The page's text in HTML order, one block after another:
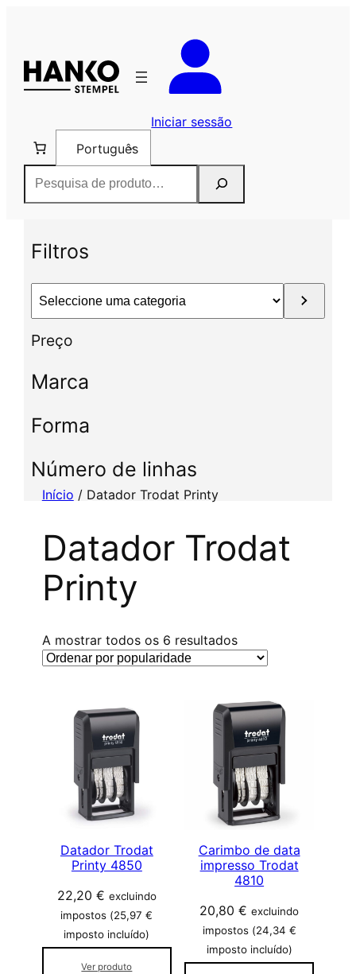
conteúdo
Iniciar sessão
Português
Filtros
e
c
o
e
m
Preço
Marca
Forma
Número de linhas
Início / Datador Trodat Printy
Datador Trodat
Printy
A mostrar todos os 6 resultadosC
s
i
f
i
c
a
d
o
p
o
r
p
o
p
Datador Trodat
Printy 4850
22,20 € excluindo
impostos (25,97€
imposto incluído)
Ver produto
Carimbo de data
impresso Trodat
4810
20,80€ excluindo
impostos (24,34 €
imposto incluído)